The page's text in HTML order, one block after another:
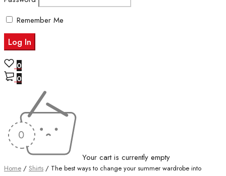
Remember Me
0
0
Your cart is currently empty
Home / Shirts / The best ways to change your summer wardrobe into